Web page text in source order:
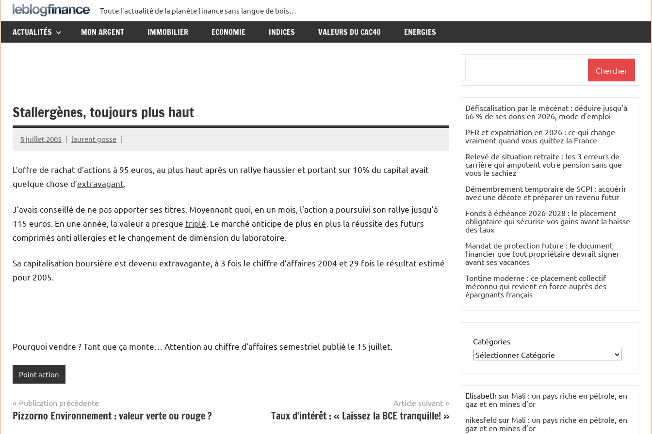
Aller
au
contenu
Le
Blog
Toute l'actualité de la planète finance sans langue de bois…
ACTUALITÉS MON ARGENT IMMOBILIER ECONOMIE INDICES VALEURS DU CAC40 ENERGIES
Stallergènes, toujours plus haut
5 juillet 2005 laurent gosse
L’offre de rachat d’actions à 95 euros, au plus haut après un rallye haussier et portant sur 10% du capital avait
quelque chose d’extravagant
J’avais conseillé de ne pas apporter ses titres. Moyennant quoi, en un mois, l’action a poursuivi son rallye jusqu’à
115 euros. En une année, la valeur a presque triplé . Le marché anticipe de plus en plus la réussite des futurs
comprimés anti allergies et le changement de dimension du laboratoire.
Sa capitalisation boursière est devenu extravagante, à 3 fois le chiffre d’affaires 2004 et 29 fois le résultat estimé
pour 2005.
Pourquoi vendre ? Tant que ça monte… Attention au chiffre d’affaires semestriel publié le 15 juillet.
Point action
Navigation
de
Publication précédente
Pizzorno Environnement : valeur verte ou rouge ?
Article suivant
Taux d’intérêt : « Laissez la BCE tranquille! »
Chercher
Défiscalisation par le mécénat : déduire jusqu’à
66 % de ses dons en 2026, mode d’emploi
PER et expatriation en 2026 : ce qui change
vraiment quand vous quittez la France
Relevé de situation retraite : les 3 erreurs de
carrière qui amputent votre pension sans que
vous le sachiez
Démembrement temporaire de SCPI : acquérir
avec une décote et préparer un revenu futur
Fonds à échéance 2026-2028 : le placement
obligataire qui sécurise vos gains avant la baisse
des taux
Mandat de protection future : le document
financier que tout propriétaire devrait signer
avant ses vacances
Tontine moderne : ce placement collectif
méconnu qui revient en force auprès des
épargnants français
Catégories
Elisabeth sur Mali : un pays riche en pétrole, en
gaz et en mines d’or
nikesfeld sur Mali : un pays riche en pétrole, en
gaz et en mines d’or